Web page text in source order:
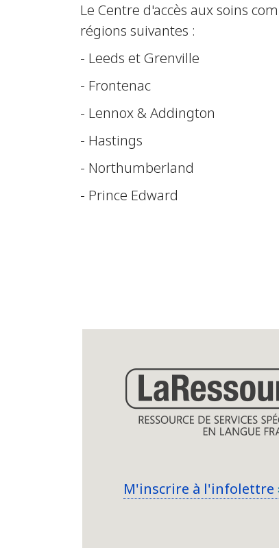
Le Centre d'accès aux soins
régions suivantes :
- Leeds et Grenville
- Frontenac
- Lennox & Addington
- Hastings
- Northumberland
- Prince Edward
M'inscrire à l'infolettre